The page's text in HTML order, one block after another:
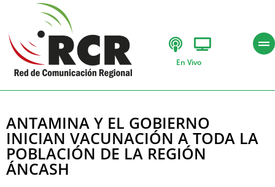
En Vivo
ANTAMINA Y EL GOBIERNO
INICIAN VACUNACIÓN A TODA LA
POBLACIÓN DE LA REGIÓN
ÁNCASH